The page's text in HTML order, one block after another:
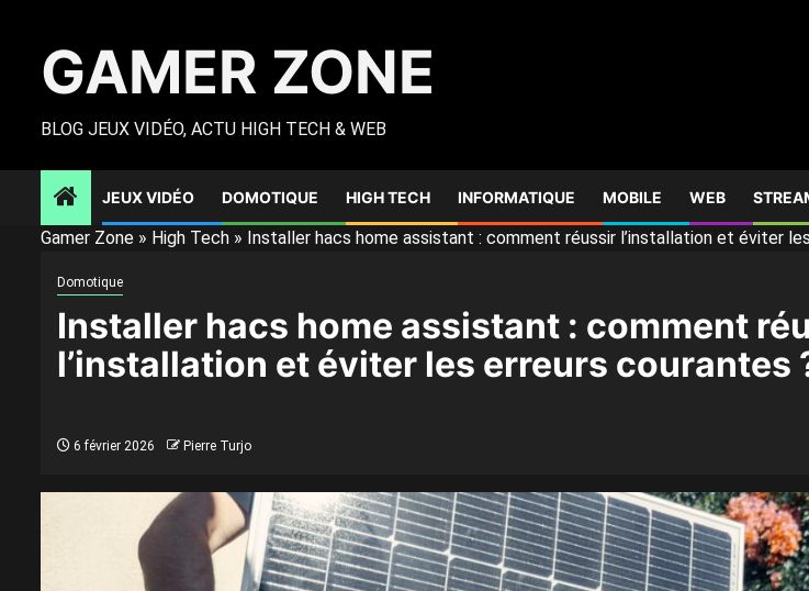
contentGAMER ZONE
BLOG JEUX VIDÉO, ACTU HIGH TECH & WEB
JEUX VIDÉO DOMOTIQUE HIGH TECH INFORMATIQUE MOBILE WEB
Gamer Zone » High Tech » Installer hacs home assistant : comment réussir l’installation et éviter
Domotique
Installer hacs home assistant : comment
l’installation et éviter les erreurs courantes
6 février 2026 Pierre Turjo